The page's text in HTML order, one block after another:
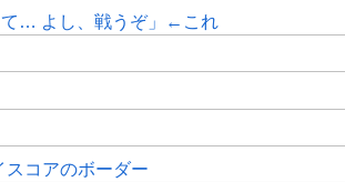
… よし、戦うぞ」←これ
コアのボーダー